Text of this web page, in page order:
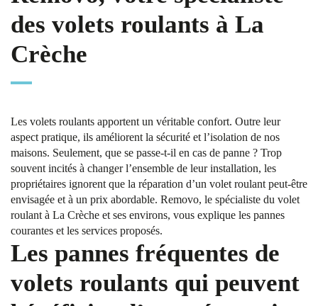
des volets roulants à La
Crèche
Les volets roulants apportent un véritable confort. Outre leur
aspect pratique, ils améliorent la sécurité et l’isolation de nos
maisons. Seulement, que se passe-t-il en cas de panne ? Trop
souvent incités à changer l’ensemble de leur installation, les
propriétaires ignorent que la réparation d’un volet roulant peut-être
envisagée et à un prix abordable. Removo, le spécialiste du volet
roulant à La Crèche et ses environs, vous explique les pannes
courantes et les services proposés.
Les pannes fréquentes de
volets roulants qui peuvent